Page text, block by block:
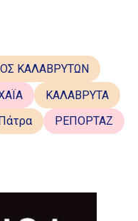
ΚΑΛΑΒΡΥΤΩΝ
ΚΑΛΑΒΡΥΤΑ
Πάτρα
ΡΕΠΟΡΤΑΖ